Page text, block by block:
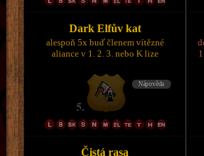
Dark Elfův kat
alespoň 5x buď členem vítězné
aliance v 1. 2. 3. nebo K lize
Čistá rasa